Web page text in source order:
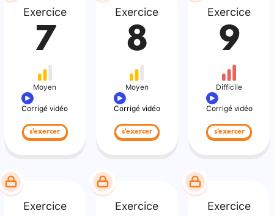
Exercice
7
Moyen
Corrigé vidéo
s'exercer
Exercice
8
Moyen
Corrigé vidéo
s'exercer
Exercice
9
Difficile
Corrigé vidéo
s'exercer
Exercice Exercice Exercice